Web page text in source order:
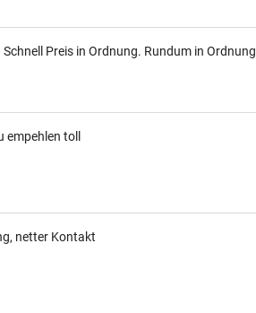
Preis in Ordnung. Rundum in
empehlen toll
netter Kontakt